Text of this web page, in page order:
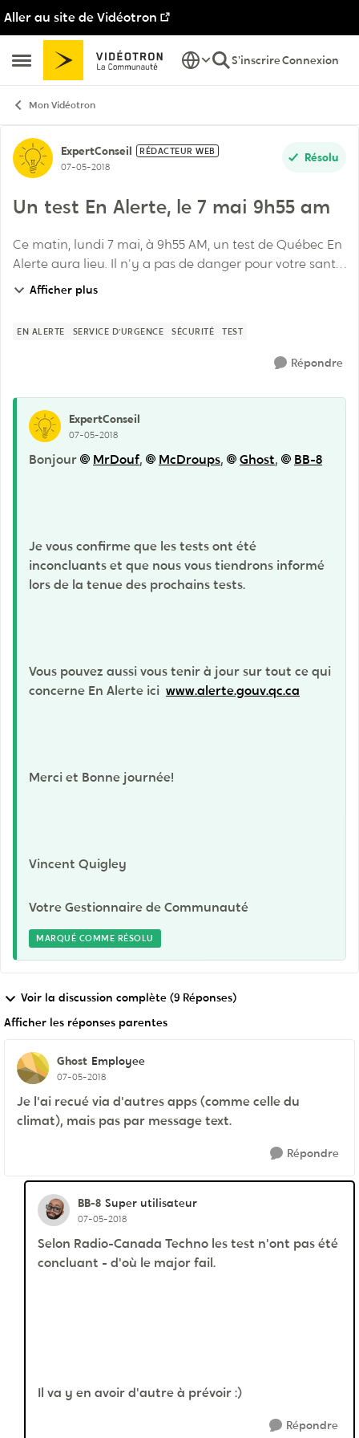
Aller au site de Vidéotron
Ouvrir Menu Latéral
Passer au contenu
S'inscrireConnexion
Mon Vidéotron
Discussion de forum
ExpertConseil RÉDACTEUR WEB
07-05-2018
Résolu
Un test En Alerte, le 7 mai 9h55 am
Ce matin, lundi 7 mai, à 9h55 AM, un test de Québec En
Alerte aura lieu. Il n'y a pas de danger pour votre santé
ou votre sécurité. S'il s'agissait réellement d'une
Afficher plus
EN ALERTE SERVICE D'URGENCE SÉCURITÉ TEST
Répondre
ExpertConseil
07-05-2018
Bonjour MrDouf, McDroups, Ghost, BB-8
Je vous confirme que les tests ont été
inconcluants et que nous vous tiendrons informé
lors de la tenue des prochains tests.
Vous pouvez aussi vous tenir à jour sur tout ce qui
concerne En Alerte ici www.alerte.gouv.qc.ca
Merci et Bonne journée!
Vincent Quigley
Votre Gestionnaire de Communauté
MARQUÉ COMME RÉSOLU
Voir la discussion complète (9 Réponses)
Afficher les réponses parentes
Ghost Employee
07-05-2018
Je l'ai recué via d'autres apps (comme celle du
climat), mais pas par message text.
Répondre
BB-8 Super utilisateur
07-05-2018
Selon Radio-Canada Techno les test n'ont pas été
concluant - d'où le major fail.
Il va y en avoir d'autre à prévoir :)
Répondre